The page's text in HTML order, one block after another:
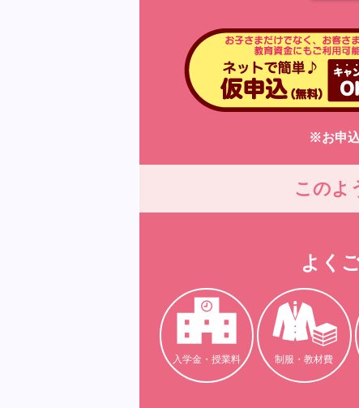
※お申
このよ
よく
入学金・授業料 制服・教材費